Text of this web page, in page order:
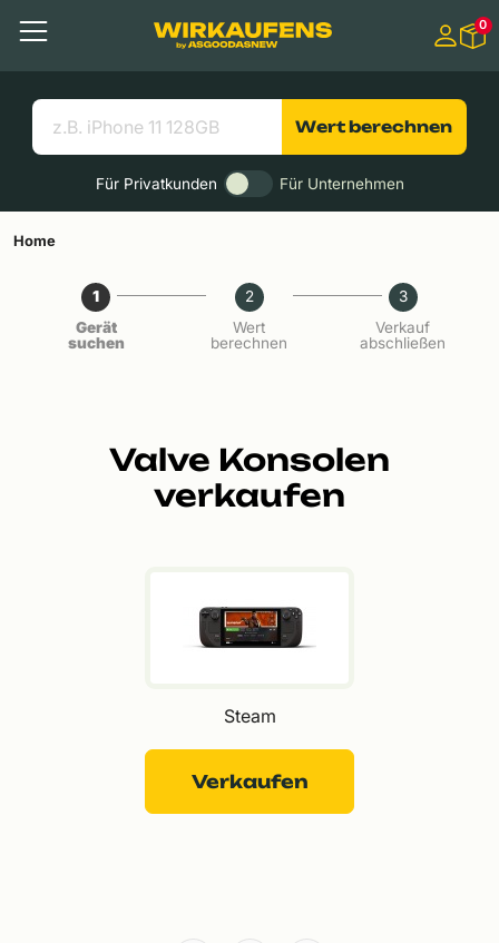
Menü
Suchen
Nützliche Links
0
Wert berechnen
Für Privatkunden Für Unternehmen
Home
1
Gerät
suchen
2
Wert
berechnen
3
Verkauf
abschließen
Valve Konsolen
verkaufen
Steam
Verkaufen